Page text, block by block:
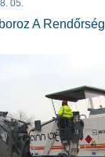
05.
A Rendőrség